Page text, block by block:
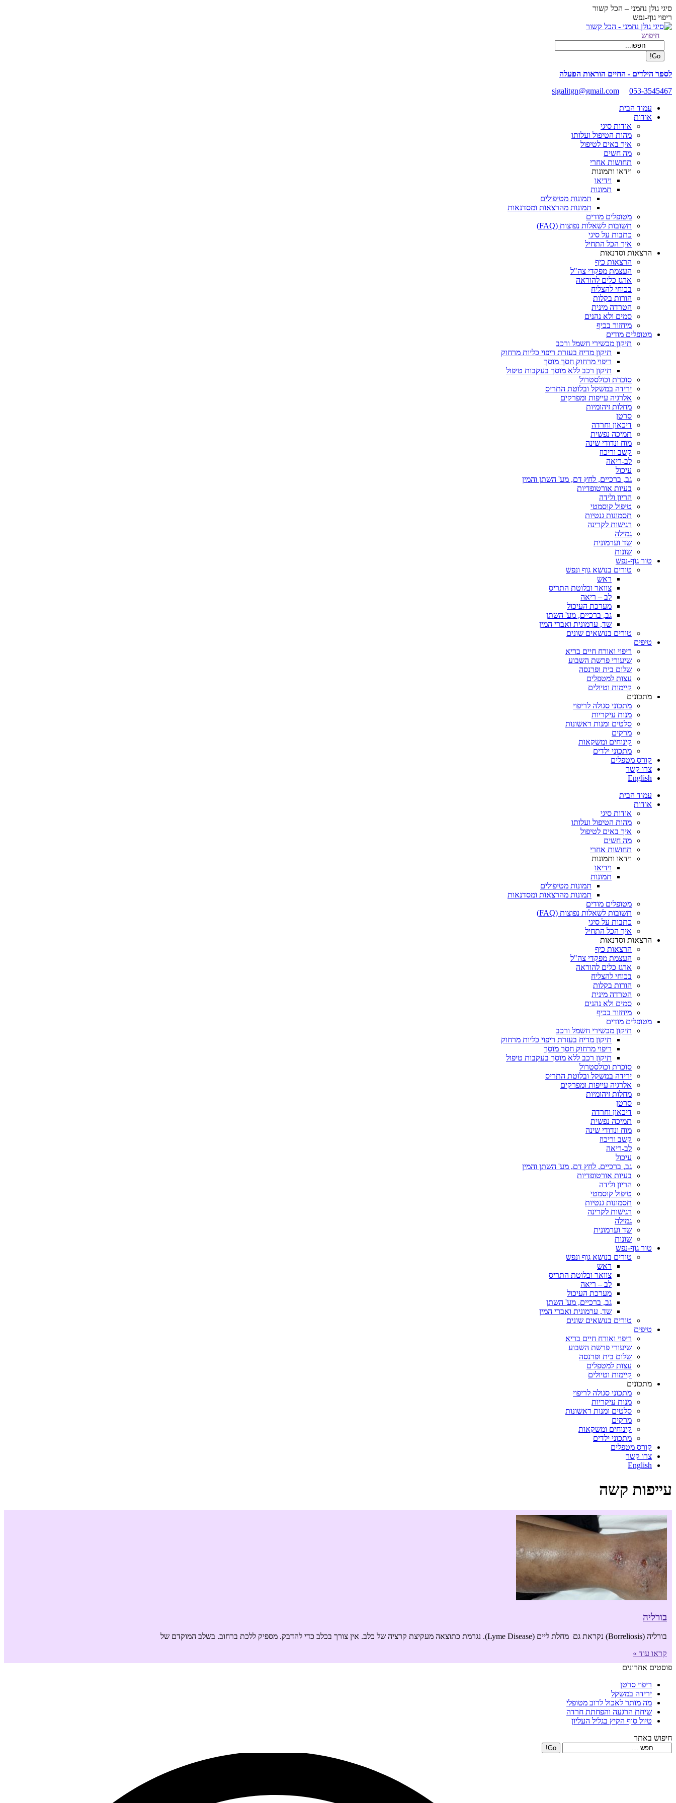
Skip
to
content
סיגי גולן נחמני – הכל קשור
ריפוי גוף-נפש
Facebook
opens
new
window
Search:
חיפוש
לספר הילדים - החיים הוראות הפעלה
sigalitgn@gmail.com
053-3545467
עמוד הבית
אודות
אודות סיגי
מהות הטיפול ועלותו
איך באים לטיפול
מה חשים
תחושות אחרי
וידאו ותמונות
וידיאו
תמונות
תמונות מטיפולים
תמונות מהרצאות ומסדנאות
מטופלים מודים
תשובות לשאלות נפוצות (FAQ)
כתבות על סיגי
איך הכל התחיל
הרצאות וסדנאות
הרצאות כיף
העצמת מפקדי צה"ל
ארגז כלים להוראה
בכוחי להצליח
הורות בקלות
הטרדה מינית
סמים ולא נהנים
מיחזור בכיף
מטופלים מודים
תיקון מכשירי חשמל ורכב
תיקון מדיח בעזרת ריפוי כליות מרחוק
ריפוי מרחוק חסך מוסך
תיקון רכב ללא מוסך בעקבות טיפול
סוכרת וכולסטרול
ירידה במשקל ובלוטת התריס
אלרגיה עייפות ומפרקים
מחלות זיהומיות
סרטן
דיכאון וחרדה
תמיכה נפשית
מוח ונדודי שינה
קשב וריכוז
לב-ריאה
עיכול
גב, ברכיים, לחץ דם, מע' השתן והמין
בעיות אורטופדיות
הריון ולידה
טיפול קוסמטי
תסמונות גנטיות
רגישות לקרינה
גמילה
שד וערמונית
שונות
טור גוף-נפש
טורים בנושא גוף ונפש
ראש
צוואר ובלוטת התריס
לב – ריאה
מערכת העיכול
גב, ברכיים, מע' השתן
שד, ערמונית ואברי המין
טורים בנושאים שונים
טיפים
ריפוי ואורח חיים בריא
שיעורי פרשת השבוע
שלום בית ופרנסה
עצות למטפלים
קיימות וטיולים
מתכונים
מתכוני סגולה לריפוי
מנות עיקריות
סלטים ומנות ראשונות
מרקים
קינוחים ומשקאות
מתכוני ילדים
קורס מטפלים
צרו קשר
English
עמוד הבית
אודות
אודות סיגי
מהות הטיפול ועלותו
איך באים לטיפול
מה חשים
תחושות אחרי
וידאו ותמונות
וידיאו
תמונות
תמונות מטיפולים
תמונות מהרצאות ומסדנאות
מטופלים מודים
תשובות לשאלות נפוצות (FAQ)
כתבות על סיגי
איך הכל התחיל
הרצאות וסדנאות
הרצאות כיף
העצמת מפקדי צה"ל
ארגז כלים להוראה
בכוחי להצליח
הורות בקלות
הטרדה מינית
סמים ולא נהנים
מיחזור בכיף
מטופלים מודים
תיקון מכשירי חשמל ורכב
תיקון מדיח בעזרת ריפוי כליות מרחוק
ריפוי מרחוק חסך מוסך
תיקון רכב ללא מוסך בעקבות טיפול
סוכרת וכולסטרול
ירידה במשקל ובלוטת התריס
אלרגיה עייפות ומפרקים
מחלות זיהומיות
סרטן
דיכאון וחרדה
תמיכה נפשית
מוח ונדודי שינה
קשב וריכוז
לב-ריאה
עיכול
גב, ברכיים, לחץ דם, מע' השתן והמין
בעיות אורטופדיות
הריון ולידה
טיפול קוסמטי
תסמונות גנטיות
רגישות לקרינה
גמילה
שד וערמונית
שונות
טור גוף-נפש
טורים בנושא גוף ונפש
ראש
צוואר ובלוטת התריס
לב – ריאה
מערכת העיכול
גב, ברכיים, מע' השתן
שד, ערמונית ואברי המין
טורים בנושאים שונים
טיפים
ריפוי ואורח חיים בריא
שיעורי פרשת השבוע
שלום בית ופרנסה
עצות למטפלים
קיימות וטיולים
מתכונים
מתכוני סגולה לריפוי
מנות עיקריות
סלטים ומנות ראשונות
מרקים
קינוחים ומשקאות
מתכוני ילדים
קורס מטפלים
צרו קשר
English
עייפות קשה
בורליה
בורליה (Borreliosis) נקראת גם מחלת ליים (Lyme Disease). נגרמת כתוצאה מעקיצת קרציה של כלב. אין צורך בכלב כדי להדבק. מספיק ללכת ברחוב. בשלב המוקדם של
קראו עוד »
פוסטים אחרונים
ריפוי סרטן
ירידה במשקל
מה מותר לאכול לרוב מטופלי
שיחת הרגעה והפחתת חרדה
טיול סוף הקיץ בגליל העליון
חיפוש באתר
Search: